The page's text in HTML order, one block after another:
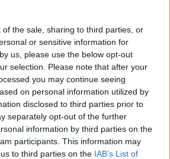
of the sale, sharing to third parties, or
or sensitive information for
us, please use the below opt-out
selection. Please note that after your
you may continue seeing
on personal information utilized by
disclosed to third parties prior to
separately opt-out of the further
information by third parties on the
participants. This information may
to third parties on the IAB’s List of